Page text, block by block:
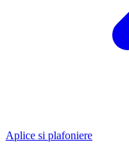
Aplice si plafoniere